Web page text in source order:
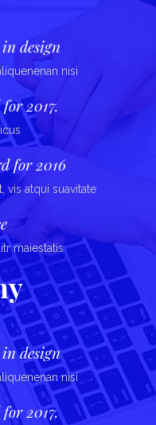
design
nisi
2017.
for 2016
vis atqui suavitate
maiestatis
design
nisi
2017.